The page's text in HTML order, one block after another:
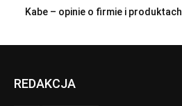
Kabe – opinie o firmie i produktach
REDAKCJA